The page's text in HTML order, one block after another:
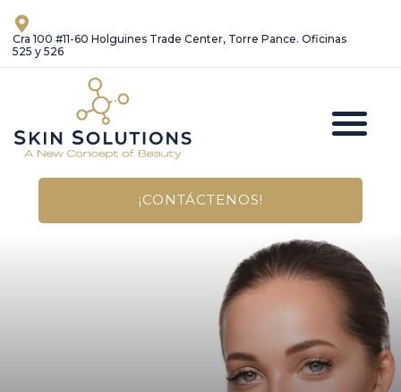
contenido
Cra 100 #11-60 Holguines Trade Center, Torre Pance. Oficinas
525 y 526
¡CONTÁCTENOS!